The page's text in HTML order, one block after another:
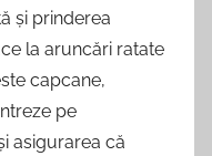
și prinderea
la aruncări ratate
capcane,
pe
asigurarea că